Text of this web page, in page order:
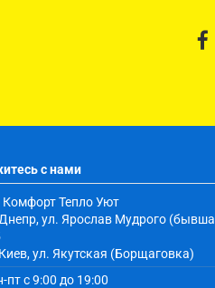
с нами
Комфорт Тепло Уют
ул. Ярослав Мудрого
ул. Якутская (Борщаговка)
пт с 9:00 до 19:00